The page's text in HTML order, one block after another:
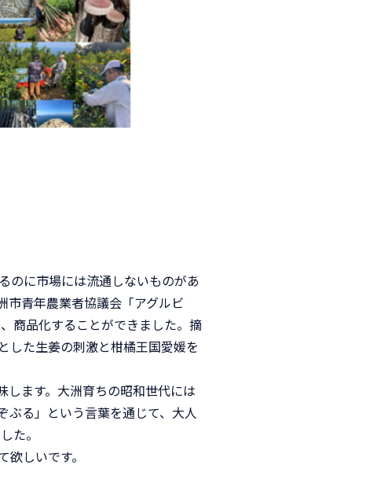
のに市場には流通しないものがあ
市青年農業者協議会「アグルビ
商品化することができました。摘
した生姜の刺激と柑橘王国愛媛を
します。大洲育ちの昭和世代には
ぶる」という言葉を通じて、大人
た。
しいです。